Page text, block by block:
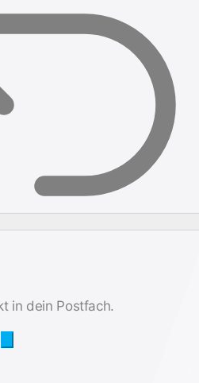
in dein Postfach.